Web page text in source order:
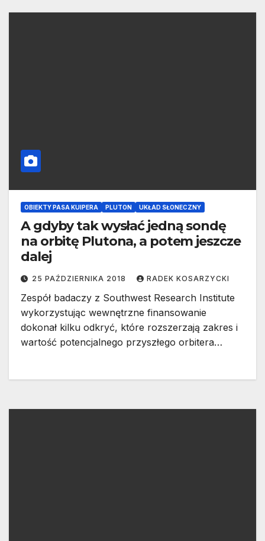
OBIEKTY PASA KUIPERA PLUTON UKŁAD SŁONECZNY
A gdyby tak wysłać jedną sondę
na orbitę Plutona, a potem jeszcze
dalej
25 PAŹDZIERNIKA 2018 RADEK KOSARZYCKI
Zespół badaczy z Southwest Research Institute
wykorzystując wewnętrzne finansowanie
dokonał kilku odkryć, które rozszerzają zakres i
wartość potencjalnego przyszłego orbitera…